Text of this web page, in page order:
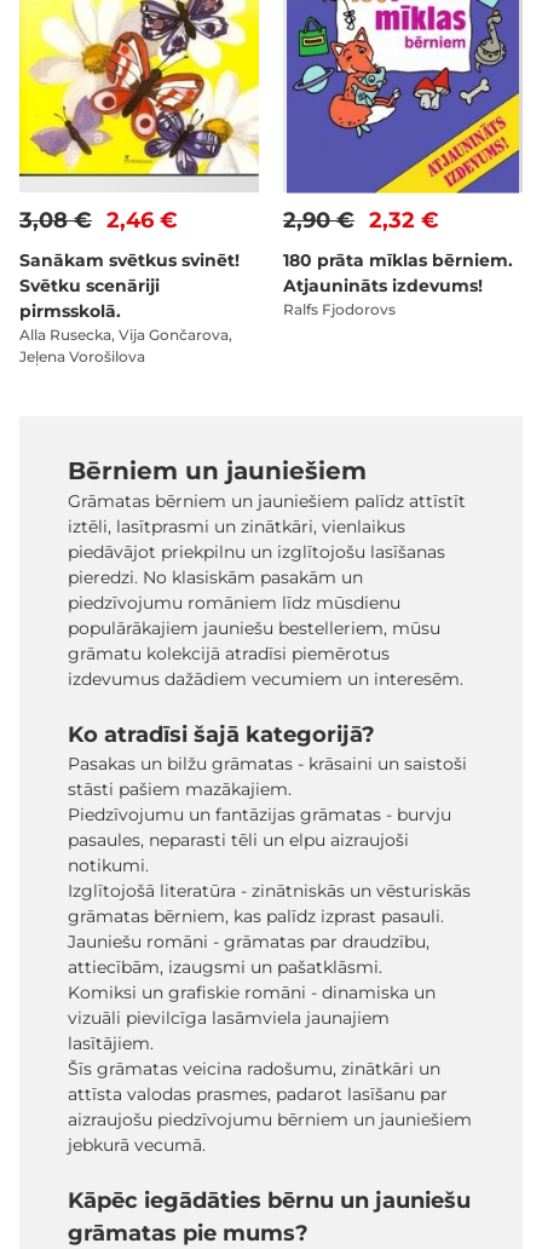
2,46 €
3,08 €
Sanākam svētkus svinēt!
Svētku scenāriji
pirmsskolā.
Alla Rusecka, Vija Gončarova,
Jeļena Vorošilova
2,32 €
2,90 €
180 prāta mīklas bērniem.
Atjaunināts izdevums!
Ralfs Fjodorovs
Bērniem un jauniešiem
Grāmatas bērniem un jauniešiem palīdz attīstīt
iztēli, lasītprasmi un zinātkāri, vienlaikus
piedāvājot priekpilnu un izglītojošu lasīšanas
pieredzi. No klasiskām pasakām un
piedzīvojumu romāniem līdz mūsdienu
populārākajiem jauniešu bestelleriem, mūsu
grāmatu kolekcijā atradīsi piemērotus
izdevumus dažādiem vecumiem un interesēm.
Ko atradīsi šajā kategorijā?
Pasakas un bilžu grāmatas - krāsaini un saistoši
stāsti pašiem mazākajiem.
Piedzīvojumu un fantāzijas grāmatas - burvju
pasaules, neparasti tēli un elpu aizraujoši
notikumi.
Izglītojošā literatūra - zinātniskās un vēsturiskās
grāmatas bērniem, kas palīdz izprast pasauli.
Jauniešu romāni - grāmatas par draudzību,
attiecībām, izaugsmi un pašatklāsmi.
Komiksi un grafiskie romāni - dinamiska un
vizuāli pievilcīga lasāmviela jaunajiem
lasītājiem.
Šīs grāmatas veicina radošumu, zinātkāri un
attīsta valodas prasmes, padarot lasīšanu par
aizraujošu piedzīvojumu bērniem un jauniešiem
jebkurā vecumā.
Kāpēc iegādāties bērnu un jauniešu
grāmatas pie mums?